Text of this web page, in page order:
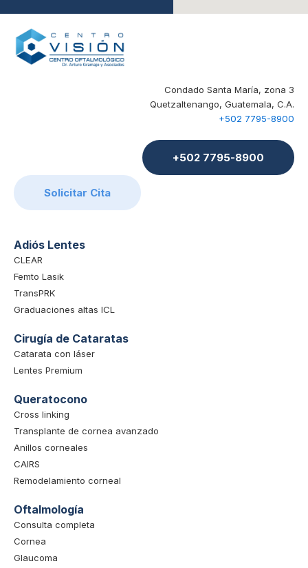
Condado Santa María, zona 3
Quetzaltenango, Guatemala, C.A.
+502 7795-8900
+502 7795-8900
Solicitar Cita
Adiós Lentes
CLEAR
Femto Lasik
TransPRK
Graduaciones altas ICL
Cirugía de Cataratas
Catarata con láser
Lentes Premium
Queratocono
Cross linking
Transplante de cornea avanzado
Anillos corneales
CAIRS
Remodelamiento corneal
Oftalmología
Consulta completa
Cornea
Glaucoma